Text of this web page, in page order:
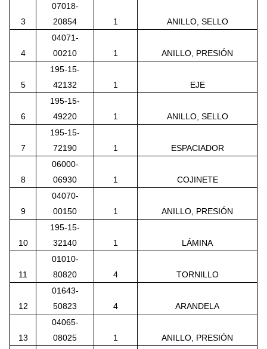
3
07018-
20854
1 ANILLO, SELLO
4
04071-
00210
1 ANILLO, PRESIÓN
5
195-15-
42132
1 EJE
6
195-15-
49220
1 ANILLO, SELLO
7
195-15-
72190
1 ESPACIADOR
8
06000-
06930
1 COJINETE
9
04070-
00150
1 ANILLO, PRESIÓN
10
195-15-
32140
1 LÁMINA
11
01010-
80820
4 TORNILLO
12
01643-
50823
4 ARANDELA
13
04065-
08025
1
ANILLO, PRESIÓN